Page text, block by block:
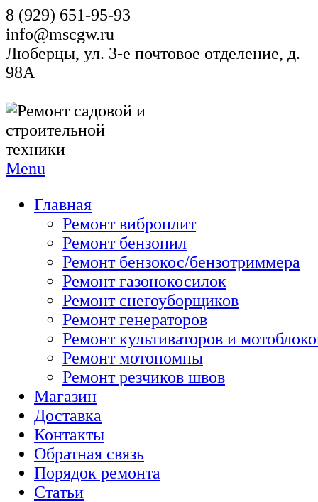
8 (929) 651-95-93
info@mscgw.ru
Люберцы, ул. 3-е почтовое отделение, д.
98А
Menu
Главная
Ремонт виброплит
Ремонт бензопил
Ремонт бензокос/бензотриммера
Ремонт газонокосилок
Ремонт снегоуборщиков
Ремонт генераторов
Ремонт культиваторов и
Ремонт мотопомпы
Ремонт резчиков швов
Магазин
Доставка
Контакты
Обратная связь
Порядок ремонта
Статьи